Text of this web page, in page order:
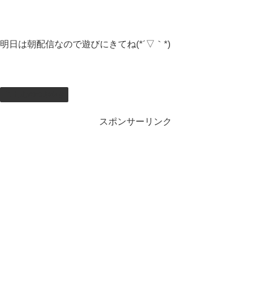
明日は朝配信なので遊びにきてね(*´▽｀*)
スポンサーリンク